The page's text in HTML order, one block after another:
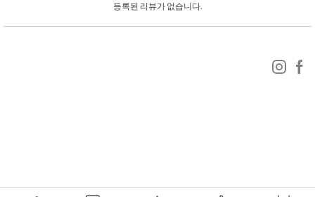
등록된 리뷰가 없습니다.